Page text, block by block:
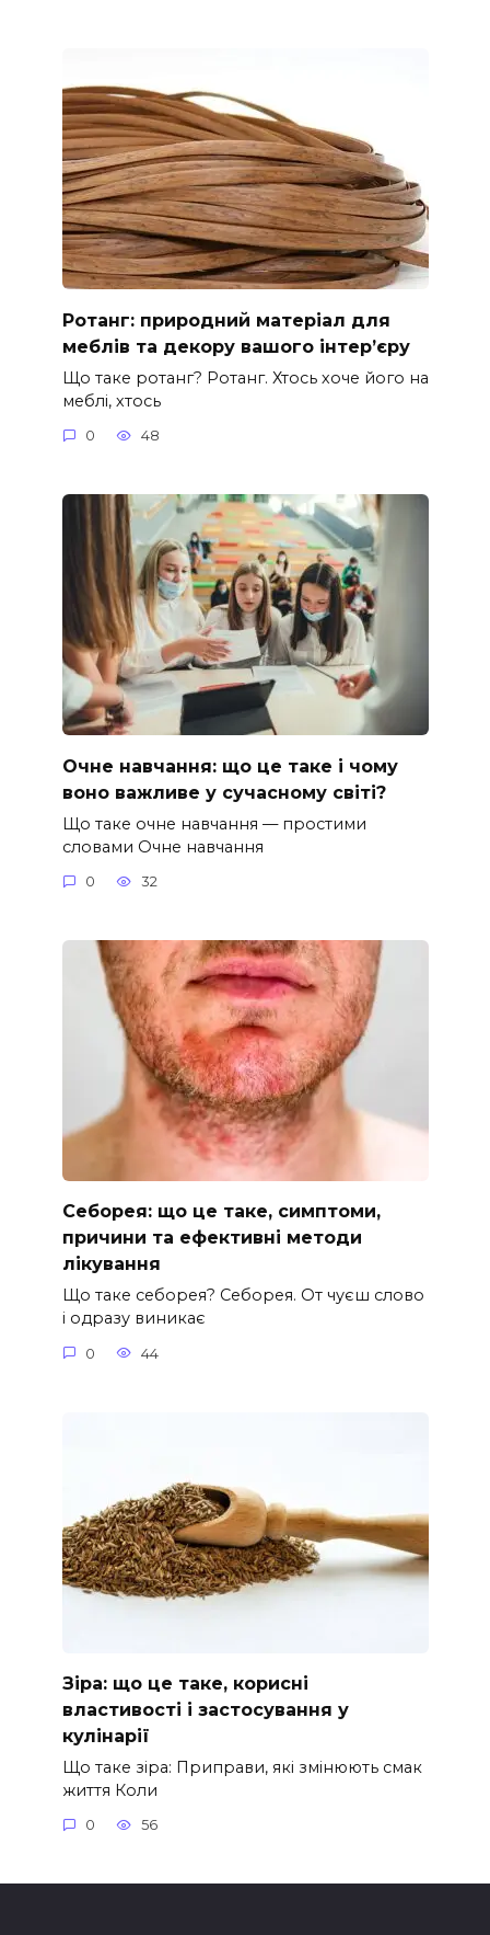
Ротанг: природний матеріал для
меблів та декору вашого інтер’єру
Що таке ротанг? Ротанг. Хтось хоче його на
меблі, хтось
0 48
Очне навчання: що це таке і чому
воно важливе у сучасному світі?
Що таке очне навчання — простими
словами Очне навчання
0 32
Себорея: що це таке, симптоми,
причини та ефективні методи
лікування
Що таке себорея? Себорея. От чуєш слово
і одразу виникає
0 44
Зіра: що це таке, корисні
властивості і застосування у
кулінарії
Що таке зіра: Приправи, які змінюють смак
життя Коли
0 56